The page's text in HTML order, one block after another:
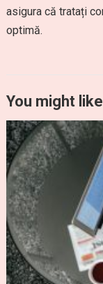
asigura că tratați
optimă.
You might like